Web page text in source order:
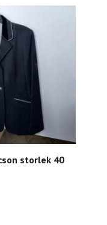
storlek 40